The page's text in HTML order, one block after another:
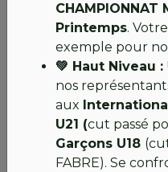
CHAMPIONNAT
Printemps.
exemple pour
💚 Haut Niveau :
nos
aux
U21 (cut passé
Garçons U18
FABRE). Se
Le limon déposé par les
et le gazon qui va
Encore du travail sur
adoré le parcours !
Passerelle
La pile du pont a été
de la deuxième pile